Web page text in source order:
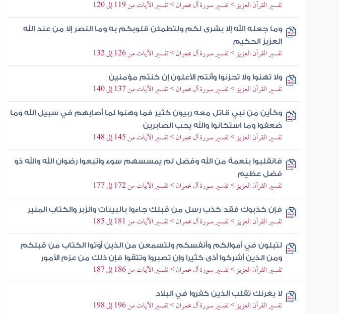
تفسير القرآن العزيز > تفسير سورة آل عمران > تفسير الآيات من 119 إلى 120
وما جعله الله إلا بشرى لكم ولتطمئن قلوبكم به وما النصر إلا من عند الله
العزيز الحكيم
تفسير القرآن العزيز > تفسير سورة آل عمران > تفسير الآيات من 126 إلى 132
ولا تهنوا ولا تحزنوا وأنتم الأعلون إن كنتم مؤمنين
تفسير القرآن العزيز > تفسير سورة آل عمران > تفسير الآيات من 137 إلى 140
وكأين من نبي قاتل معه ربيون كثير فما وهنوا لما أصابهم في سبيل الله وما
ضعفوا وما استكانوا والله يحب الصابرين
تفسير القرآن العزيز > تفسير سورة آل عمران > تفسير الآيات من 145 إلى 148
فانقلبوا بنعمة من الله وفضل لم يمسسهم سوء واتبعوا رضوان الله والله ذو
فضل عظيم
تفسير القرآن العزيز > تفسير سورة آل عمران > تفسير الآيات من 172 إلى 177
فإن كذبوك فقد كذب رسل من قبلك جاءوا بالبينات والزبر والكتاب المنير
تفسير القرآن العزيز > تفسير سورة آل عمران > تفسير الآيات من 181 إلى 185
لتبلون في أموالكم وأنفسكم ولتسمعن من الذين أوتوا الكتاب من قبلكم
ومن الذين أشركوا أذى كثيرا وإن تصبروا وتتقوا فإن ذلك من عزم الأمور
تفسير القرآن العزيز > تفسير سورة آل عمران > تفسير الآيات من 186 إلى 187
لا يغرنك تقلب الذين كفروا في البلاد
تفسير القرآن العزيز > تفسير سورة آل عمران > تفسير الآيات من 196 إلى 198